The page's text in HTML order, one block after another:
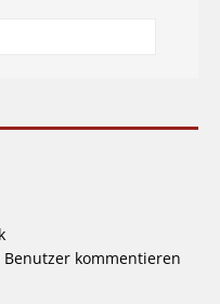
kommentieren